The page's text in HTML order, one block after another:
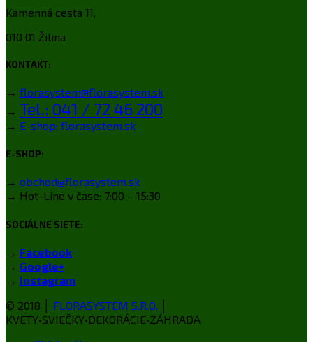
Kamenná cesta 11,
010 01 Žilina
KONTAKT:
→ florasystem@florasystem.sk
→ Tel.: 041 / 72 46 200
→ E-shop: florasystem.sk
E-SHOP:
→ obchod@florasystem.sk
→ Hot-Line v čase: 7:00 – 15:30
SOCIÁLNE SIETE:
→ Facebook
→ Google+
→ Instagram
© 2018 │ FLORASYSTEM S.R.O.
KVETY•SVIEČKY•DEKORÁCIE•ZÁHRADA